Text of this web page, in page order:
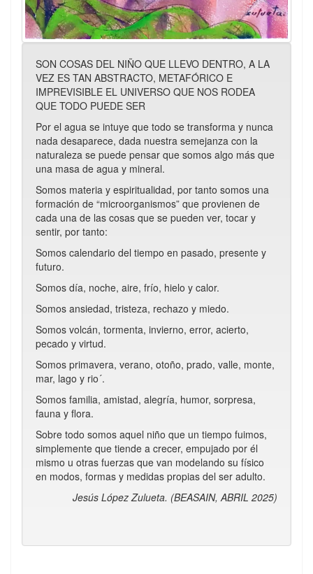
SON COSAS DEL NIÑO QUE LLEVO DENTRO, A LA
VEZ ES TAN ABSTRACTO, METAFÓRICO E
IMPREVISIBLE EL UNIVERSO QUE NOS RODEA
QUE TODO PUEDE SER
Por el agua se intuye que todo se transforma y nunca
nada desaparece, dada nuestra semejanza con la
naturaleza se puede pensar que somos algo más que
una masa de agua y mineral.
Somos materia y espiritualidad, por tanto somos una
formación de “microorganismos” que provienen de
cada una de las cosas que se pueden ver, tocar y
sentir, por tanto:
Somos calendario del tiempo en pasado, presente y
futuro.
Somos día, noche, aire, frío, hielo y calor.
Somos ansiedad, tristeza, rechazo y miedo.
Somos volcán, tormenta, invierno, error, acierto,
pecado y virtud.
Somos primavera, verano, otoño, prado, valle, monte,
mar, lago y rio´.
Somos familia, amistad, alegría, humor, sorpresa,
fauna y flora.
Sobre todo somos aquel niño que un tiempo fuimos,
simplemente que tiende a crecer, empujado por él
mismo u otras fuerzas que van modelando su físico
en modos, formas y medidas propias del ser adulto.
Jesús López Zulueta. (BEASAIN, ABRIL 2025)